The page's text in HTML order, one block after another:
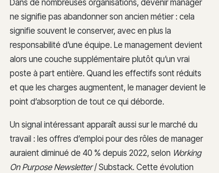
Dans de nombreuses organisations, devenir manager
ne signifie pas abandonner son ancien métier : cela
signifie souvent le conserver, avec en plus la
responsabilité d’une équipe. Le management devient
alors une couche supplémentaire plutôt qu’un vrai
poste à part entière. Quand les effectifs sont réduits
et que les charges augmentent, le manager devient le
point d’absorption de tout ce qui déborde.
Un signal intéressant apparaît aussi sur le marché du
travail : les offres d’emploi pour des rôles de manager
auraient diminué de 40 % depuis 2022, selon Working
On Purpose Newsletter/ Substack. Cette évolution